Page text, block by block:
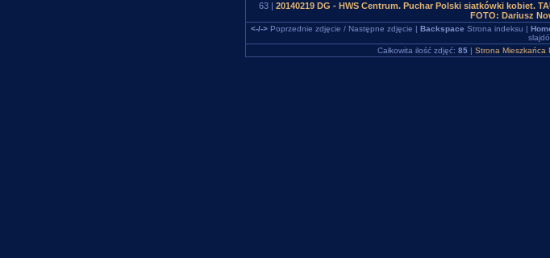
63 | 20140219 DG - HWS Centrum. Puchar Polski siatkówki kobiet.
FOTO: Dariusz
<-/->Poprzednie zdjęcie / Następne zdjęcie | Backspace Strona indeksu |
Całkowita ilość zdjęć: 85 | Strona Mieszkańca